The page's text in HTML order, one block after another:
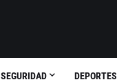
SEGURIDAD DEPORTES